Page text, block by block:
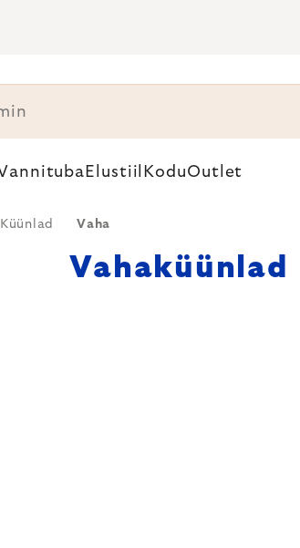
Elustiil KoduOutlet
Küünlad Vaha
Vahaküünlad